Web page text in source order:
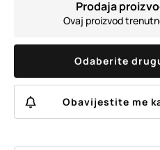
Prodaja
Ovaj proizvod
Odaberite
Obavijestite me